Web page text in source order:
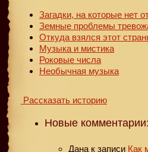
Загадки, на которые нет
Земные проблемы
Откуда взялся этот
Музыка и мистика
Роковые числа
Необычная музыка
Рассказать историю
Новые комментарии:
Дана к записи Как